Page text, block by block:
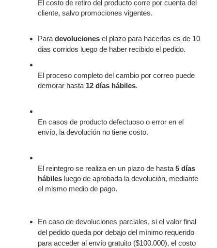
El costo de retiro del producto corre por cuenta del
cliente, salvo promociones vigentes.
Para devoluciones el plazo para hacerlas es de 10
dias corridos luego de haber recibido el pedido.
El proceso completo del cambio por correo puede
demorar hasta 12 días hábiles.
En casos de producto defectuoso o error en el
envío, la devolución no tiene costo.
El reintegro se realiza en un plazo de hasta 5 días
hábiles luego de aprobada la devolución, mediante
el mismo medio de pago.
En caso de devoluciones parciales, si el valor final
del pedido queda por debajo del mínimo requerido
para acceder al envío gratuito ($100.000), el costo